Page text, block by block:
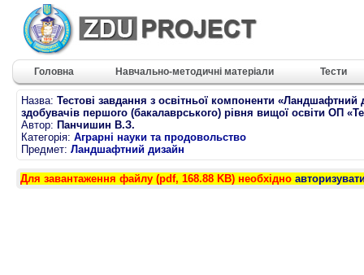
Головна Навчально-методичні матеріали Тести
Назва: Тестові завдання з освітньої компоненти «Ландшафтний
здобувачів першого (бакалаврського) рівня вищої освіти ОП
Автор: Панчишин В.З.
Категорія: Аграрні науки та продовольство
Предмет: Ландшафтний дизайн
Для завантаження файлу (pdf, 168.88 KB) необхідно